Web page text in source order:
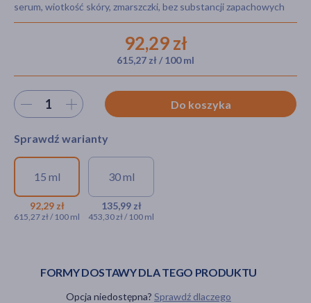
serum, wiotkość skóry, zmarszczki, bez substancji zapachowych
92,29 zł
615,27 zł / 100 ml
Wybierz ilość Do koszyka
Sprawdź warianty
15 ml
92,29 zł
615,27 zł / 100 ml
BasicLab Esteticus, serum
peptydowe do twarzy na noc
Napięcie i Ujędrnienie, 15 ml
30 ml
135,99 zł
453,30 zł / 100 ml
135,99 zł
FORMY DOSTAWY DLA TEGO PRODUKTU
Opcja niedostępna? Sprawdź dlaczego